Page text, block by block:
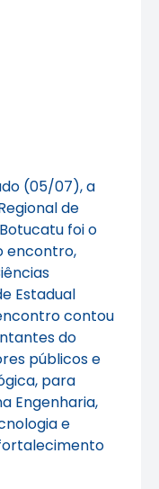
(05/07), a
de
foi o
encontro,
Estadual
contou
do
públicos e
para
Engenharia,
e